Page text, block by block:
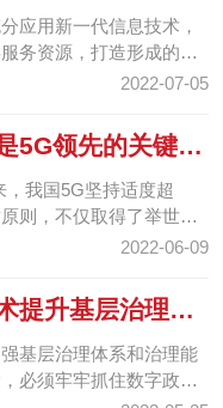
应用新一代信息技术，
务资源，打造形成的智
务的社区新形态。2022-07-05
5G领先的关键
展的底气
，我国5G坚持适度超
则，不仅取得了举世瞩
且成功地为我国信息通信
2022-06-09
提升基层治理精
基层治理体系和治理能
必须牢牢抓住数字政府